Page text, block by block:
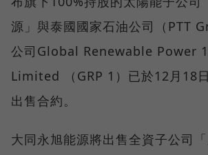
源」與泰國國家石油公司（PTT
公司Global Renewable Power
Limited （GRP 1）已於12月18
出售合約。
大同永旭能源將出售全資子公司「